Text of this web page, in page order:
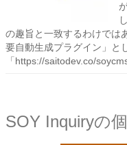
の趣旨と一致するわけでは
要自動生成プラグイン」と
「https://saitodev.co/